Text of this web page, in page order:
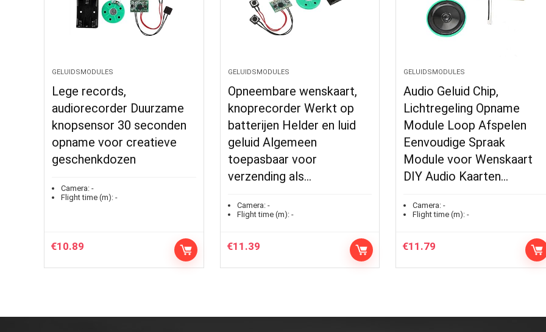
GELUIDSMODULES
Lege records,
audiorecorder Duurzame
knopsensor 30 seconden
opname voor creatieve
geschenkdozen
Camera: -
Flight time (m): -
€10.89
GELUIDSMODULES
Opneembare wenskaart,
knoprecorder Werkt op
batterijen Helder en luid
geluid Algemeen
toepasbaar voor
verzending als…
Camera:-
Flight time (m):-
€11.39
GELUIDSMODULES
Audio Geluid Chip,
Lichtregeling Opname
Module Loop Afspelen
Eenvoudige Spraak
Module voor Wenskaart
DIY Audio Kaarten…
Camera: -
Flight time (m): -
€11.79